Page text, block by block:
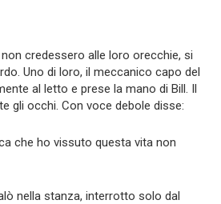
credessero alle loro orecchie, si
Uno di loro, il meccanico capo del
al letto e prese la mano di Bill. Il
gli occhi. Con voce debole disse:
che ho vissuto questa vita non
nella stanza, interrotto solo dal